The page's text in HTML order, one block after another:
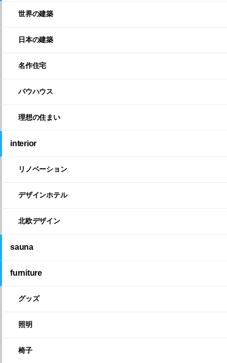
世界の建築
日本の建築
名作住宅
バウハウス
理想の住まい
interior
リノベーション
デザインホテル
北欧デザイン
sauna
furniture
グッズ
照明
椅子